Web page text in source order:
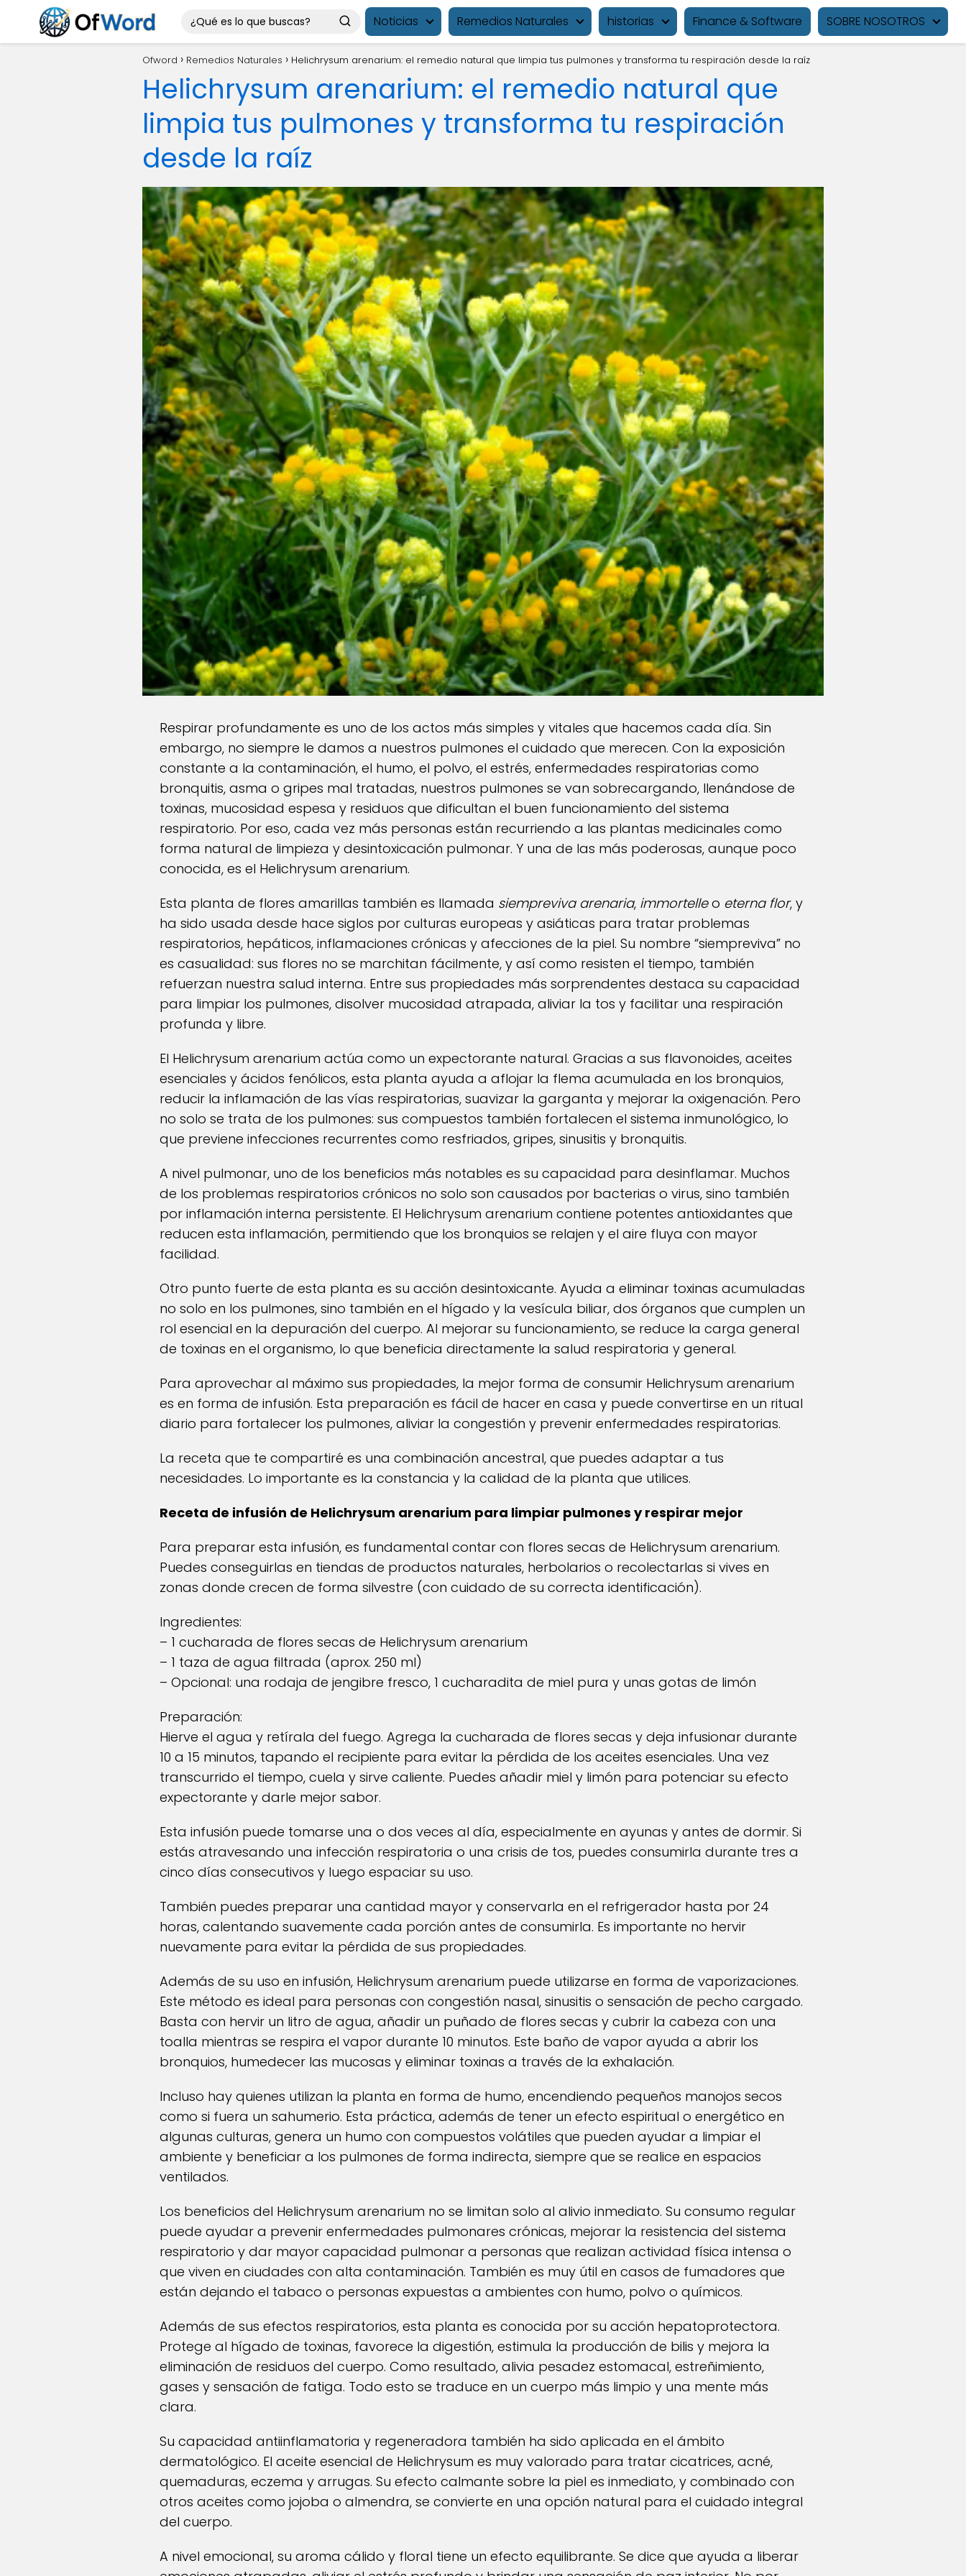
Noticias Remedios Naturales historias Finance & Software SOBRE NOSOTROS
Ofword Remedios Naturales Helichrysum arenarium: el remedio natural que limpia tus pulmones y transforma tu respiración desde la raíz
Helichrysum arenarium: el remedio natural que
limpia tus pulmones y transforma tu respiración
desde la raíz
Respirar profundamente es uno de los actos más simples y vitales que hacemos cada día. Sin
embargo, no siempre le damos a nuestros pulmones el cuidado que merecen. Con la exposición
constante a la contaminación, el humo, el polvo, el estrés, enfermedades respiratorias como
bronquitis, asma o gripes mal tratadas, nuestros pulmones se van sobrecargando, llenándose de
toxinas, mucosidad espesa y residuos que dificultan el buen funcionamiento del sistema
respiratorio. Por eso, cada vez más personas están recurriendo a las plantas medicinales como
forma natural de limpieza y desintoxicación pulmonar. Y una de las más poderosas, aunque poco
conocida, es el Helichrysum arenarium.
Esta planta de flores amarillas también es llamada siempreviva arenaria, immortelleo eterna flor, y
ha sido usada desde hace siglos por culturas europeas y asiáticas para tratar problemas
respiratorios, hepáticos, inflamaciones crónicas y afecciones de la piel. Su nombre “siempreviva” no
es casualidad: sus flores no se marchitan fácilmente, y así como resisten el tiempo, también
refuerzan nuestra salud interna. Entre sus propiedades más sorprendentes destaca su capacidad
para limpiar los pulmones, disolver mucosidad atrapada, aliviar la tos y facilitar una respiración
profunda y libre.
El Helichrysum arenarium actúa como un expectorante natural. Gracias a sus flavonoides, aceites
esenciales y ácidos fenólicos, esta planta ayuda a aflojar la flema acumulada en los bronquios,
reducir la inflamación de las vías respiratorias, suavizar la garganta y mejorar la oxigenación. Pero
no solo se trata de los pulmones: sus compuestos también fortalecen el sistema inmunológico, lo
que previene infecciones recurrentes como resfriados, gripes, sinusitis y bronquitis.
A nivel pulmonar, uno de los beneficios más notables es su capacidad para desinflamar. Muchos
de los problemas respiratorios crónicos no solo son causados por bacterias o virus, sino también
por inflamación interna persistente. El Helichrysum arenarium contiene potentes antioxidantes que
reducen esta inflamación, permitiendo que los bronquios se relajen y el aire fluya con mayor
facilidad.
Otro punto fuerte de esta planta es su acción desintoxicante. Ayuda a eliminar toxinas acumuladas
no solo en los pulmones, sino también en el hígado y la vesícula biliar, dos órganos que cumplen un
rol esencial en la depuración del cuerpo. Al mejorar su funcionamiento, se reduce la carga general
de toxinas en el organismo, lo que beneficia directamente la salud respiratoria y general.
Para aprovechar al máximo sus propiedades, la mejor forma de consumir Helichrysum arenarium
es en forma de infusión. Esta preparación es fácil de hacer en casa y puede convertirse en un ritual
diario para fortalecer los pulmones, aliviar la congestión y prevenir enfermedades respiratorias.
La receta que te compartiré es una combinación ancestral, que puedes adaptar a tus
necesidades. Lo importante es la constancia y la calidad de la planta que utilices.
Receta de infusión de Helichrysum arenarium para limpiar pulmones y respirar mejor
Para preparar esta infusión, es fundamental contar con flores secas de Helichrysum arenarium.
Puedes conseguirlas en tiendas de productos naturales, herbolarios o recolectarlas si vives en
zonas donde crecen de forma silvestre (con cuidado de su correcta identificación).
Ingredientes:
– 1 cucharada de flores secas de Helichrysum arenarium
– 1 taza de agua filtrada (aprox. 250 ml)
– Opcional: una rodaja de jengibre fresco, 1 cucharadita de miel pura y unas gotas de limón
Preparación:
Hierve el agua y retírala del fuego. Agrega la cucharada de flores secas y deja infusionar durante
10 a 15 minutos, tapando el recipiente para evitar la pérdida de los aceites esenciales. Una vez
transcurrido el tiempo, cuela y sirve caliente. Puedes añadir miel y limón para potenciar su efecto
expectorante y darle mejor sabor.
Esta infusión puede tomarse una o dos veces al día, especialmente en ayunas y antes de dormir. Si
estás atravesando una infección respiratoria o una crisis de tos, puedes consumirla durante tres a
cinco días consecutivos y luego espaciar su uso.
También puedes preparar una cantidad mayor y conservarla en el refrigerador hasta por 24
horas, calentando suavemente cada porción antes de consumirla. Es importante no hervir
nuevamente para evitar la pérdida de sus propiedades.
Además de su uso en infusión, Helichrysum arenarium puede utilizarse en forma de vaporizaciones.
Este método es ideal para personas con congestión nasal, sinusitis o sensación de pecho cargado.
Basta con hervir un litro de agua, añadir un puñado de flores secas y cubrir la cabeza con una
toalla mientras se respira el vapor durante 10 minutos. Este baño de vapor ayuda a abrir los
bronquios, humedecer las mucosas y eliminar toxinas a través de la exhalación.
Incluso hay quienes utilizan la planta en forma de humo, encendiendo pequeños manojos secos
como si fuera un sahumerio. Esta práctica, además de tener un efecto espiritual o energético en
algunas culturas, genera un humo con compuestos volátiles que pueden ayudar a limpiar el
ambiente y beneficiar a los pulmones de forma indirecta, siempre que se realice en espacios
ventilados.
Los beneficios del Helichrysum arenarium no se limitan solo al alivio inmediato. Su consumo regular
puede ayudar a prevenir enfermedades pulmonares crónicas, mejorar la resistencia del sistema
respiratorio y dar mayor capacidad pulmonar a personas que realizan actividad física intensa o
que viven en ciudades con alta contaminación. También es muy útil en casos de fumadores que
están dejando el tabaco o personas expuestas a ambientes con humo, polvo o químicos.
Además de sus efectos respiratorios, esta planta es conocida por su acción hepatoprotectora.
Protege al hígado de toxinas, favorece la digestión, estimula la producción de bilis y mejora la
eliminación de residuos del cuerpo. Como resultado, alivia pesadez estomacal, estreñimiento,
gases y sensación de fatiga. Todo esto se traduce en un cuerpo más limpio y una mente más
clara.
Su capacidad antiinflamatoria y regeneradora también ha sido aplicada en el ámbito
dermatológico. El aceite esencial de Helichrysum es muy valorado para tratar cicatrices, acné,
quemaduras, eczema y arrugas. Su efecto calmante sobre la piel es inmediato, y combinado con
otros aceites como jojoba o almendra, se convierte en una opción natural para el cuidado integral
del cuerpo.
A nivel emocional, su aroma cálido y floral tiene un efecto equilibrante. Se dice que ayuda a liberar